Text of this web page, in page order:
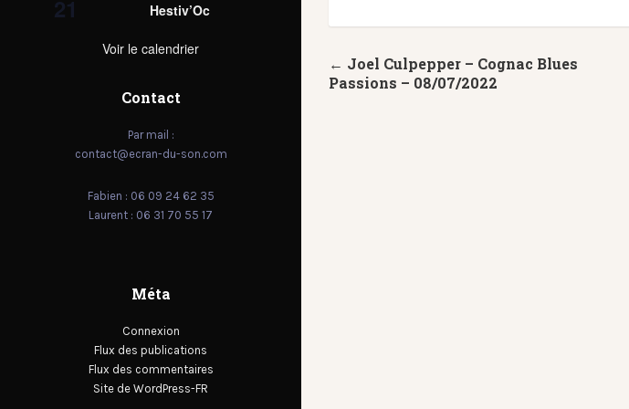
21 Hestiv’Oc
Voir le calendrier
Contact
Par mail :
contact@ecran-du-son.com
Fabien : 06 09 24 62 35
Laurent : 06 31 70 55 17
Méta
Connexion
Flux des publications
Flux des commentaires
Site de WordPress-FR
← Joel Culpepper – Cognac Blues
Passions – 08/07/2022